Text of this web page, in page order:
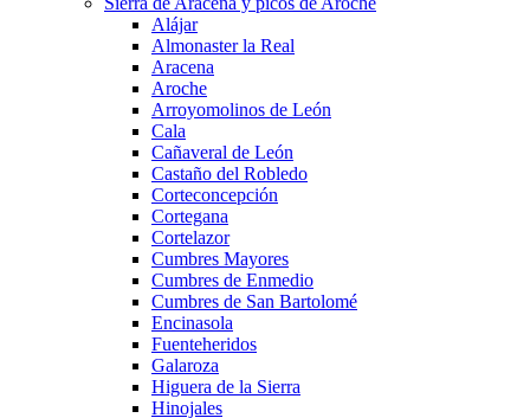
Alájar
Almonaster la Real
Aracena
Aroche
Arroyomolinos de León
Cala
Cañaveral de León
Castaño del Robledo
Corteconcepción
Cortegana
Cortelazor
Cumbres Mayores
Cumbres de Enmedio
Cumbres de San Bartolomé
Encinasola
Fuenteheridos
Galaroza
Higuera de la Sierra
Hinojales